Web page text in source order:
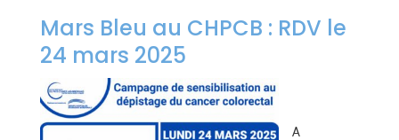
Mars Bleu au CHPCB : RDV le
24 mars 2025
A